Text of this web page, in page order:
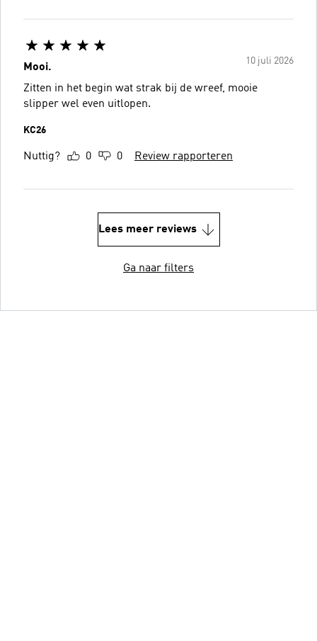
10 juli 2026
Mooi.
Zitten in het begin wat strak bij de wreef, mooie
slipper wel even uitlopen.
KC26
Nuttig? 0 0 Review rapporteren
Lees meer reviews
Ga naar filters